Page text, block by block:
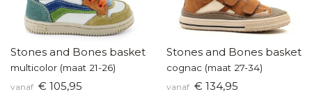
Stones and Bones baskettertje
multicolor (maat 21-26)
vanaf € 105,95
Stones and Bones
cognac (maat 27-34)
vanaf € 134,95